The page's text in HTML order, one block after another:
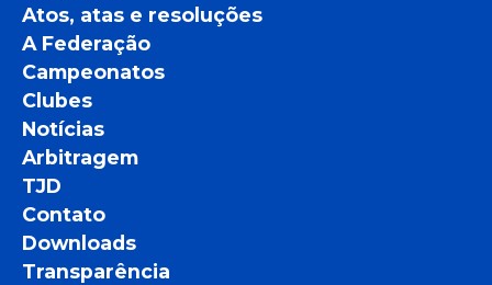
Atos, atas e resoluções
A Federação
Campeonatos
Clubes
Notícias
Arbitragem
TJD
Contato
Downloads
Transparência